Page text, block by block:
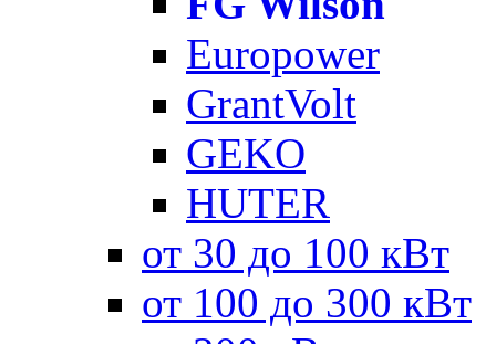
Europower
GrantVolt
GEKO
HUTER
от 30 до 100 кВт
от 100 до 300 кВт